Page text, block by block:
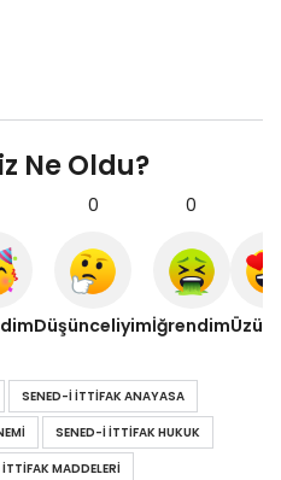
Ne Oldu?
0
Düşünceliyim
0
İğrendim
SENED-I İTTIFAK ANAYASA
SENED-I İTTIFAK HUKUK
MADDELERI